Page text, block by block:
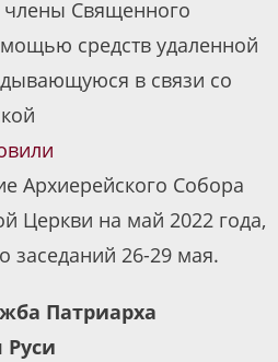
члены Священного
средств удаленной
в связи со
Архиерейского Собора
Церкви на май 2022 года,
заседаний 26-29 мая.
Патриарха
Руси